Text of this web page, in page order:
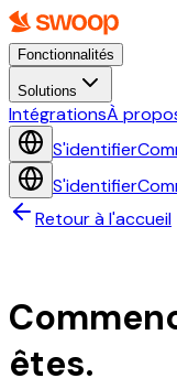
Fonctionnalités
Solutions
IntégrationsÀ
S'identifier
S'identifier
Retour à l'accueil
êtes.